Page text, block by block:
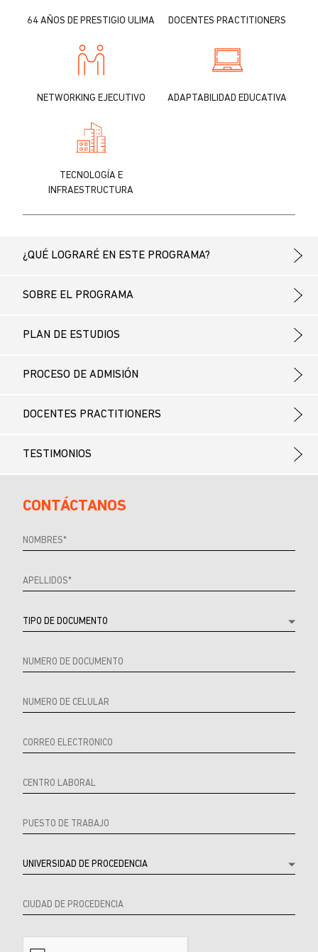
64 AÑOS DE PRESTIGIO ULIMA DOCENTES PRACTITIONERS
NETWORKING EJECUTIVO ADAPTABILIDAD EDUCATIVA
TECNOLOGÍA E
INFRAESTRUCTURA
¿QUÉ LOGRARÉ EN ESTE PROGRAMA?
SOBRE EL PROGRAMA
PLAN DE ESTUDIOS
PROCESO DE ADMISIÓN
DOCENTES PRACTITIONERS
TESTIMONIOS
CONTÁCTANOS
Referrer
URL
URL
Referrer
Producto